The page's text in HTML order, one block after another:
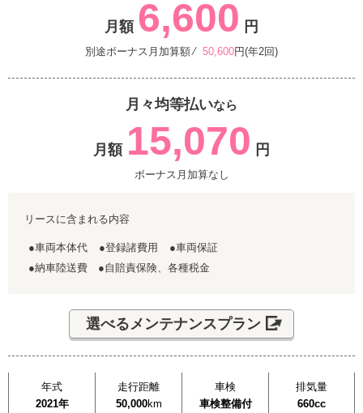
月額 6,600 円
別途ボーナス月加算額 ⁄ 50,600円(年2回)
月々均等払いなら
月額 15,070 円
ボーナス月加算なし
リースに含まれる内容
●車両本体代 ●登録諸費用
●車両保証
●納車陸送費 ●自賠責保険、各種税金
選べるメンテナンスプラン
年式
2021年
走行距離
50,000km
車検
車検整備付
排気量
660cc